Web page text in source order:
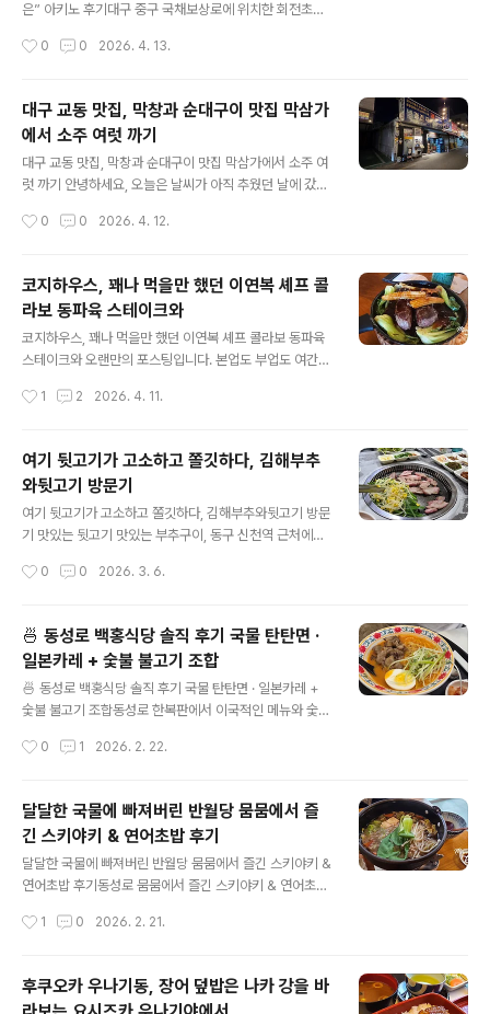
그리고 공깃밥은 셀프로 무한정 이용할 수 있어서 좋습니
맛있게 먹을 수 있는 법을 함께 소개하고 있습니다.대구 융
은” 아키노 후기대구 중구 국채보상로에 위치한 회전초밥
성도 좋고, 가볍게 초밥 먹고 싶을 때 딱 좋은 곳이더라구
구조로,바 형태 좌석을 중심으로 레일이 쭉 이어져 있는 구
조예요.혼밥하기 좋은 구조 👍테이블 좌석도 일부 있어서
2~4인 방문도 가능전체적으로 깔끔하고 캐주얼한 분위기
막 고급 오마카세 느낌은 아니지만,편하게 들어와서 부담
없이 먹기 좋은 분위기라 더 매력적이었어요. 🍽️ 메뉴 & 구
원하는 접시를 바로 집어서 먹는 방식이에요.제가 먹은 메
0 0 2026. 4. 13.
대구 교동 맛집, 막창과 순대구이 맛집 막삼가
에서 소주 여럿 까기
대구 교동 맛집, 막창과 순대구이 맛집 막삼가에서 소주 여
럿 까기 안녕하세요, 오늘은 날씨가 아직 추웠던 날에 갔던
서 웨이팅 걸고 한 3시간은 뒤에 입장이 가능했습니다. 진
뉴판입니다. 11시가 넘어가면 웨이팅을 했더라도 입장이
불가할 수 있다는 말이 무시무시한데요,실제로 저희가 들
어가고도 늦게까지 계~속 계속 손님이 나가자마자 들어오
는 행렬이 이어졌습니다. 매장에 들어가면 딱 느껴지는 건
간격이 아주 넓진 않지만오히려 그 덕분에 더 왁자지껄한
0 0 2026. 4. 12.
코지하우스, 꽤나 먹을만 했던 이연복 셰프 콜
라보 동파육 스테이크와
코지하우스, 꽤나 먹을만 했던 이연복 셰프 콜라보 동파육
스테이크와 오랜만의 포스팅입니다. 본업도 부업도 여간
기로 컨디션의 난조가 있어 많은 힘든 시간을 보냈습니다.
이번에는 죄근까지 여러 지점을 낸 코지하우스, 그 중에서
대구 대명점을 갔다 온 리뷰를 써보고자 합니다. 월성에도
생겼고 수성에도 생겼고 혁신도시에도 생겼고, 큰 도심이
라면 어디든 하나 쯤 생긴 코지하우스이번에 두 번째 방문
입니다. 라라코스트를 잇는 중저가 패밀리레스토랑 느낌이
라고 하기에는 양이라던가 가격이 가성비가 맞지 않는 느
1 2 2026. 4. 11.
여기 뒷고기가 고소하고 쫄깃하다, 김해부추
와뒷고기 방문기
여기 뒷고기가 고소하고 쫄깃하다, 김해부추와뒷고기 방문
기 맛있는 뒷고기 맛있는 부추구이, 동구 신천역 근처에서
릅니다.뭉티기집 바로 옆이라 뭉티기 집으로 들어가실 수
번) 신천동 556-1매일 16:00 ~ 22:30053-422-028
0 목요일 저녁이라 손님이 없었습니다. 사장님은 전쟁때문
에 손님이 없다고 하십니다.두 번째 방문인데 첫 번째 방문
때는 손님이 많았습니다.분명 전쟁 때문에 손님이 없는게
나게 맛있습니다. 종류가 많아서 하나씩 집어먹어도금방
0 0 2026. 3. 6.
🍜 동성로 백홍식당 솔직 후기 국물 탄탄면 ·
일본카레 + 숯불 불고기 조합
🍜 동성로 백홍식당 솔직 후기 국물 탄탄면 · 일본카레 +
숯불 불고기 조합동성로 한복판에서 이국적인 메뉴와 숯불
은 곳,백홍식당 동성로본점!동성로 중심가에 있어 접근성
은 편입니다. 📍 기본 정보📌 주소: 대구광역시 중구 중앙
대로 412-6 (지상 1층)☎️ 전화번호: 053-710-0990🕐
영업시간: 매일 10:30 ~ 21:00 (브레이크타임 없음)💺 좌
석/서비스: 유아용 의자, 키오스크 주문 가능, 예약·포장 가
능🚗 주차: 인근 유료주차 이용 권장 (동성로 중심 상권이
점 앞 ‘동성식당’으로 시작해2대째 이어오며 다양..
0 1 2026. 2. 22.
달달한 국물에 빠져버린 반월당 뭄뭄에서 즐
긴 스키야키 & 연어초밥 후기
달달한 국물에 빠져버린 반월당 뭄뭄에서 즐긴 스키야키 &
연어초밥 후기동성로 뭄뭄에서 즐긴 스키야키 & 연어초밥
오르는 곳뭄뭄에 다녀왔어요.이번 방문에서는✔️ 스키야키
다.🍱 뭄뭄에서 많이 찾는 다른 메뉴들 (서치 기반)방문객
들 후기를 보면다음 메뉴들도 많이 언급돼요.규동 / 부타동
1 0 2026. 2. 21.
후쿠오카 우나기동, 장어 덮밥은 나카 강을 바